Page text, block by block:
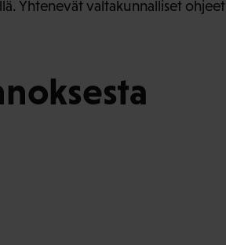
Yhtenevät valtakunnalliset ohjeet